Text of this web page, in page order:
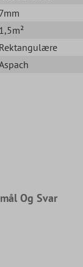
7mm
1,5m²
Rektangulære
Og Svar